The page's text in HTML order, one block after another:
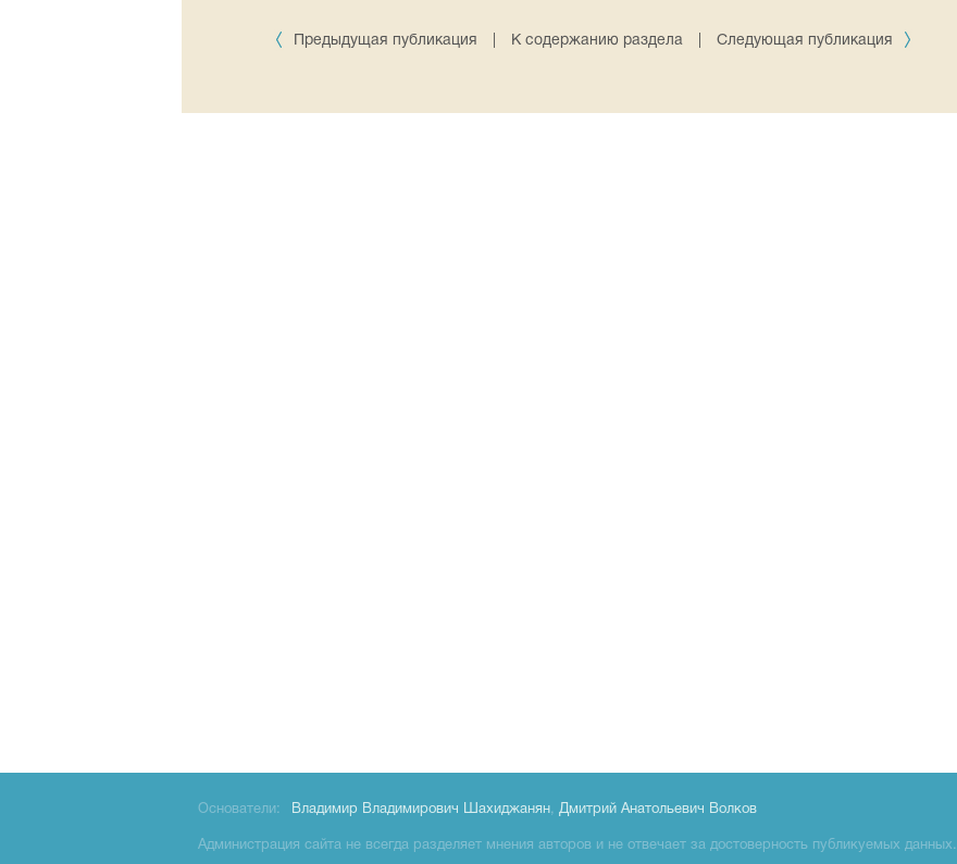
Предыдущая публикация К содержанию раздела Следующая публикация
Основатели: Владимир Владимирович Шахиджанян, Дмитрий Анатольевич Волков
Администрация сайта не всегда разделяет мнения авторов и не отвечает за достоверность публикуемых данных.